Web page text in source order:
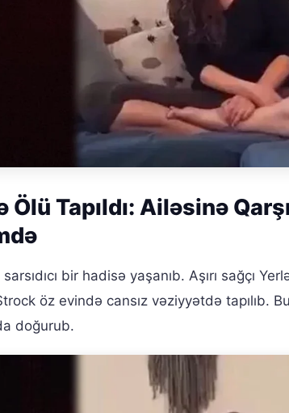
Ölü Tapıldı: Ailəsinə
bir hadisə yaşanıb. Aşırı sağçı
öz evində cansız vəziyyətdə tapılıb.
doğurub.